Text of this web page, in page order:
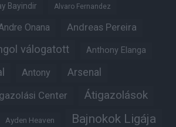
Bayindir Alvaro Fernandez
Onana Andreas Pereira
válogatott Anthony Elanga
Antony Arsenal
Center Átigazolások
Ayden Heaven Bajnokok Ligája